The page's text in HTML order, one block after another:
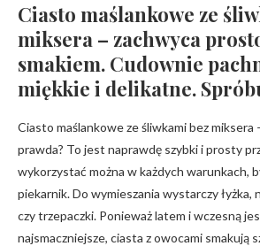
Ciasto maślankowe ze
miksera – zachwyca
smakiem. Cudownie
miękkie i delikatne.
Ciasto maślankowe ze śliwkami bez miksera
prawda? To jest naprawdę szybki i prosty
wykorzystać można w każdych warunkach,
piekarnik. Do wymieszania wystarczy łyżka,
czy trzepaczki. Ponieważ latem i wczesną
najsmaczniejsze, ciasta z owocami smakują